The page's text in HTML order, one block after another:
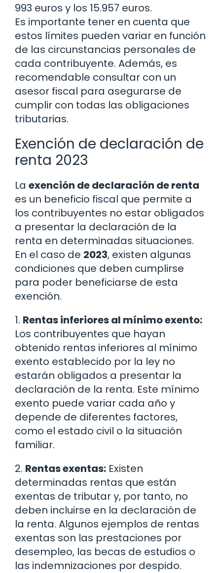
993 euros y los 15.957 euros.
Es importante tener en cuenta que
estos límites pueden variar en función
de las circunstancias personales de
cada contribuyente. Además, es
recomendable consultar con un
asesor fiscal para asegurarse de
cumplir con todas las obligaciones
tributarias.
Exención de declaración de
renta 2023
La exención de declaración de renta
es un beneficio fiscal que permite a
los contribuyentes no estar obligados
a presentar la declaración de la
renta en determinadas situaciones.
En el caso de 2023, existen algunas
condiciones que deben cumplirse
para poder beneficiarse de esta
exención.
1. Rentas inferiores al mínimo exento:
Los contribuyentes que hayan
obtenido rentas inferiores al mínimo
exento establecido por la ley no
estarán obligados a presentar la
declaración de la renta. Este mínimo
exento puede variar cada año y
depende de diferentes factores,
como el estado civil o la situación
familiar.
2. Rentas exentas: Existen
determinadas rentas que están
exentas de tributar y, por tanto, no
deben incluirse en la declaración de
la renta. Algunos ejemplos de rentas
exentas son las prestaciones por
desempleo, las becas de estudios o
las indemnizaciones por despido.